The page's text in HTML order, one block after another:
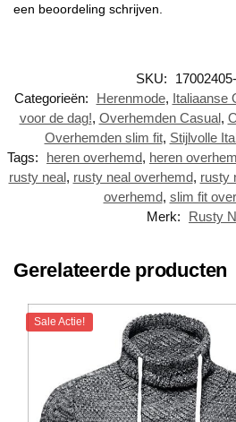
een beoordeling schrijven.
SKU:
Categorieën:
Herenmode, Italiaanse
voor de dag!, Overhemden Casual,
Overhemden slim fit, Stijlvolle
Tags:
heren overhemd, heren
rusty neal, rusty neal overhemd, rusty
overhemd, slim fit
Merk:
Rusty
Gerelateerde producten
Sale Actie!